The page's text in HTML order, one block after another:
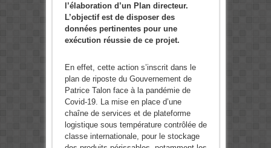
l’élaboration d’un Plan directeur.
L’objectif est de disposer des
données pertinentes pour une
exécution réussie de ce projet.
En effet, cette action s’inscrit dans le
plan de riposte du Gouvernement de
Patrice Talon face à la pandémie de
Covid-19. La mise en place d’une
chaîne de services et de plateforme
logistique sous température contrôlée de
classe internationale, pour le stockage